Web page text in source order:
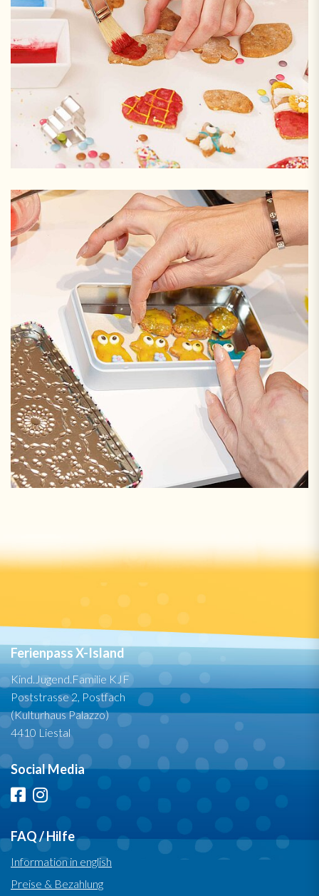
Ferienpass X-Island
Kind.Jugend.Familie KJF
Poststrasse 2, Postfach
(Kulturhaus Palazzo)
4410 Liestal
Social Media
FAQ / Hilfe
Information in english
Preise & Bezahlung